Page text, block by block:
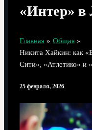
«Интер»
Главная
Общая
Никита Хайкин: как
Сити», «Атлетико» и
25 февраля, 2026